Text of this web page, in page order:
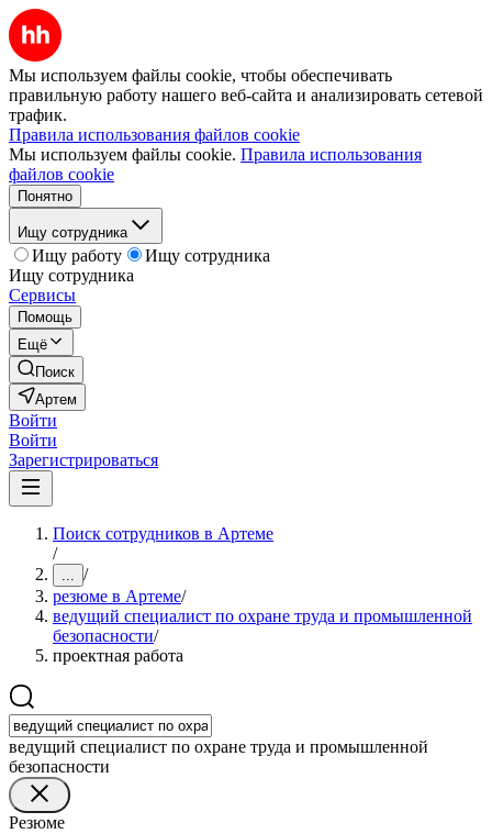
Мы используем файлы cookie, чтобы обеспечивать
правильную работу нашего веб-сайта и анализировать сетевой
трафик.
Правила использования файлов cookie
Мы используем файлы cookie. Правила использования
файлов cookie
Понятно
Ищу сотрудника
Ищу работу
Ищу сотрудника
Ищу сотрудника
Сервисы
Помощь
Ещё
Поиск
Артем
Войти
Войти
Зарегистрироваться
Поиск сотрудников в Артеме
/
... /
резюме в Артеме/
ведущий специалист по охране труда и промышленной
безопасности/
проектная работа
ведущий специалист по охране труда и промышленной
безопасности
Резюме